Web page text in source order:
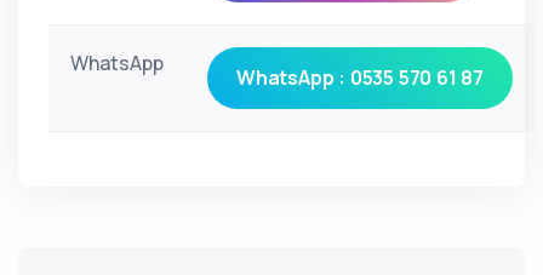
WhatsApp
WhatsApp : 0535 570 61 87